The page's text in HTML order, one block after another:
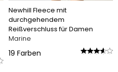
Newhill Fleece mit
durchgehendem
Reißverschluss für Damen
Marine
19 Farben